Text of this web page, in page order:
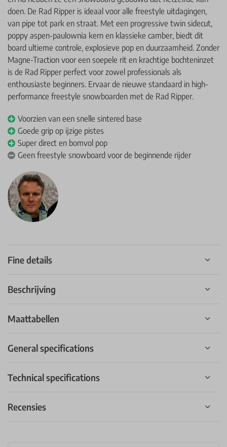
doen. De Rad Ripper is ideaal voor alle freestyle uitdagingen,
van pipe tot park en straat. Met een progressive twin sidecut,
poppy aspen-paulownia kern en klassieke camber, biedt dit
board ultieme controle, explosieve pop en duurzaamheid. Zonder
Magne-Traction voor een soepele rit en krachtige bochteninzet
is de Rad Ripper perfect voor zowel professionals als
enthousiaste beginners. Ervaar de nieuwe standaard in high-
performance freestyle snowboarden met de Rad Ripper.
Voorzien van een snelle sintered base
Goede grip op ijzige pistes
Super direct en bomvol pop
Geen freestyle snowboard voor de beginnende rijder
Fine details
Beschrijving
Maattabellen
General specifications
Technical specifications
Recensies